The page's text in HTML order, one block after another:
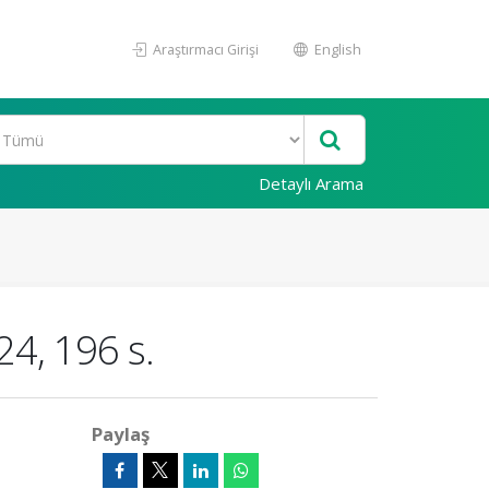
Araştırmacı Girişi English
Detaylı Arama
196 s.
Paylaş